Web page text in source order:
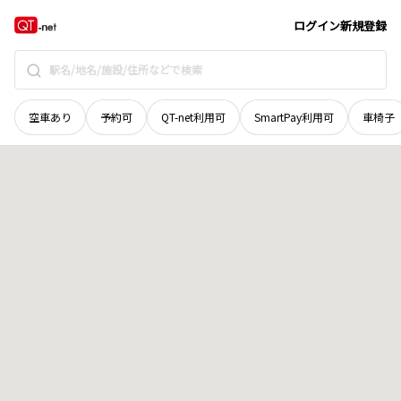
ログイン新規登録
空車あり 予約可 QT-net利用可 SmartPay利用可 車椅子
青森県